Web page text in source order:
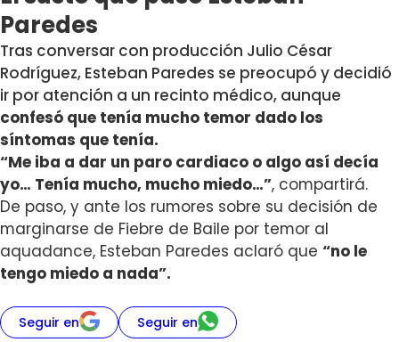
Paredes
Tras conversar con producción Julio César
Rodríguez, Esteban Paredes se preocupó y decidió
ir por atención a un recinto médico, aunque
confesó que tenía mucho temor dado los
síntomas que tenía.
“Me iba a dar un paro cardiaco o algo así decía
yo… Tenía mucho, mucho miedo…”, compartirá.
De paso, y ante los rumores sobre su decisión de
marginarse de Fiebre de Baile por temor al
aquadance, Esteban Paredes aclaró que “no le
tengo miedo a nada”.
Seguir en Seguir en